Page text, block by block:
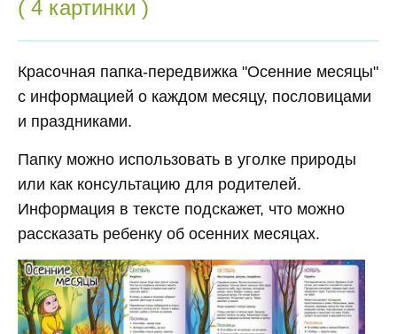
( 4 картинки )
Красочная папка-передвижка "Осенние месяцы"
с информацией о каждом месяцу, пословицами
и праздниками.
Папку можно использовать в уголке природы
или как консультацию для родителей.
Информация в тексте подскажет, что можно
рассказать ребенку об осенних месяцах.